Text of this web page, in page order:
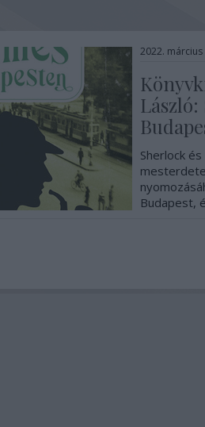
illusztrációk
igazítottan
2022. március
Sherlock
Budapest,
kasul